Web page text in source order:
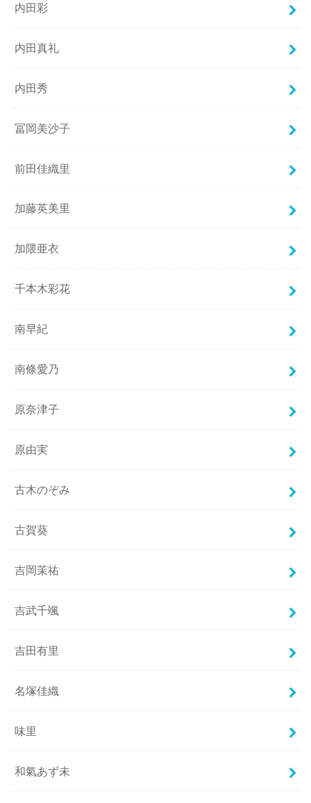
内田彩
内田真礼
内田秀
冨岡美沙子
前田佳織里
加藤英美里
加隈亜衣
千本木彩花
南早紀
南條愛乃
原奈津子
原由実
古木のぞみ
古賀葵
吉岡茉祐
吉武千颯
吉田有里
名塚佳織
味里
和氣あず未